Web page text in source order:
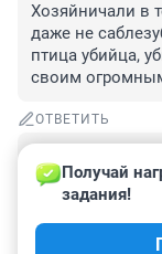
Хозяйничали в
даже не
птица убийца,
своим
ОТВЕТИТЬ
10 марта
этому анализу
Получай
задания!